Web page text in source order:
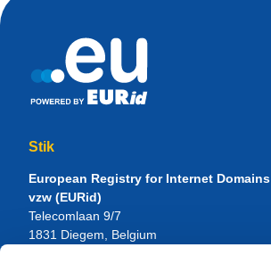
Stik
European Registry for Internet Domains
vzw (EURid)
Telecomlaan 9/7
1831 Diegem , Belgium